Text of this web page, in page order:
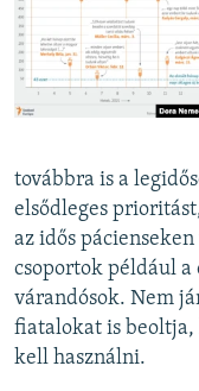
továbbra is a
elsődleges
az idős
csoportok például
várandósok. Nem
fiatalokat is beoltja,
kell használni.